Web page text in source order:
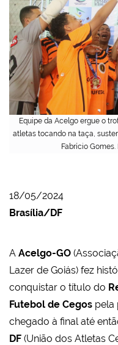
Equipe da Acelgo ergue o
atletas tocando na taça,
Fabrício
18/05/2024
Brasília/DF
A Acelgo-GO
Lazer de Goiás) fez
conquistar o título do
Futebol de Cegos pela
chegado à final até
DF (União dos Atletas